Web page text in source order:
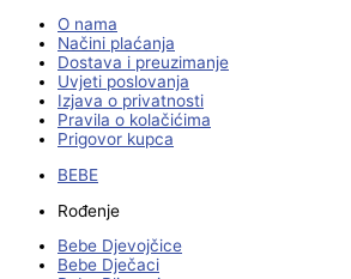
O nama
Načini plaćanja
Dostava i preuzimanje
Uvjeti poslovanja
Izjava o privatnosti
Pravila o kolačićima
Prigovor kupca
BEBE
Rođenje
Bebe Djevojčice
Bebe Dječaci